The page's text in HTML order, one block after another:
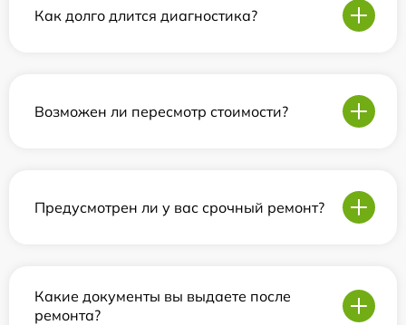
Как долго длится диагностика?
Возможен ли пересмотр стоимости?
Предусмотрен ли у вас срочный ремонт?
Какие документы вы выдаете после
ремонта?